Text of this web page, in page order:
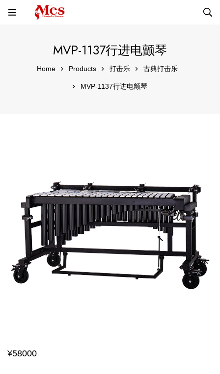
MVP-1137行进电颤琴
Home Products 打击乐 古典打击乐
MVP-1137行进电颤琴
¥58000